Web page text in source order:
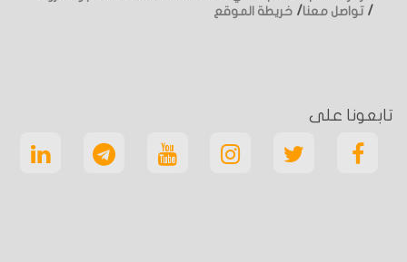
/تواصل معنا/ خريطة الموقع
تابعونا على